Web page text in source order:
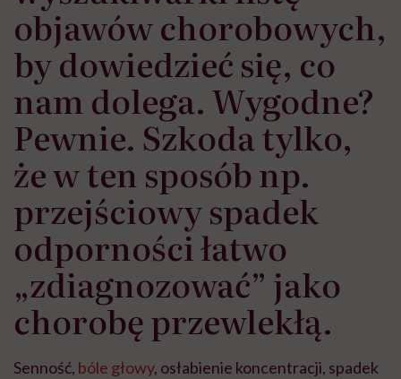
objawów chorobowych,
by dowiedzieć się, co
nam dolega. Wygodne?
Pewnie. Szkoda tylko,
że w ten sposób np.
przejściowy spadek
odporności łatwo
„zdiagnozować” jako
chorobę przewlekłą.
Senność, bóle głowy, osłabienie koncentracji, spadek